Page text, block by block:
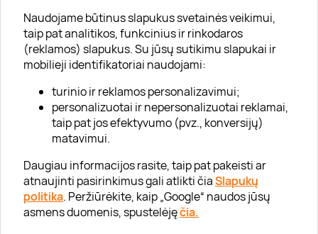
Naudojame būtinus slapukus svetainės veikimui,
taip pat analitikos, funkcinius ir rinkodaros
(reklamos) slapukus. Su jūsų sutikimu slapukai ir
mobilieji identifikatoriai naudojami:
turinio ir reklamos personalizavimui;
personalizuotai ir nepersonalizuotai reklamai,
taip pat jos efektyvumo (pvz., konversijų)
matavimui.
Daugiau informacijos rasite, taip pat pakeisti ar
atnaujinti pasirinkimus gali atlikti čiaSlapukų
politika. Peržiūrėkite, kaip „Google“ naudos jūsų
asmens duomenis, spustelėjęčia.
Apie „Gera Dovana“
Lojalumo klubas
Karjera
Visi partneriai
Kontaktai
Tinklaraštis
Informacija